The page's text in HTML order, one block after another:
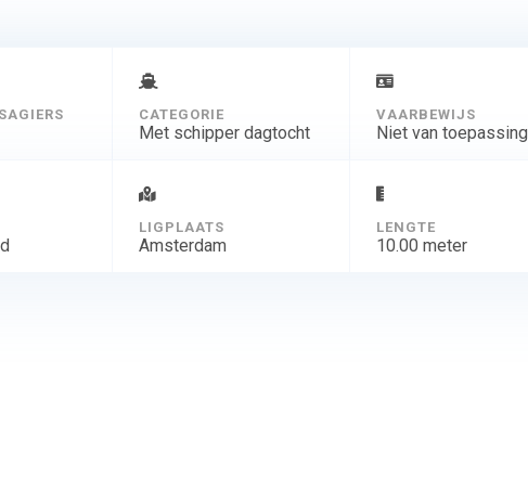
CATEGORIE
Met schipper dagtocht
VAARBEWIJS
Niet van toepassing
LIGPLAATS
Amsterdam
LENGTE
10.00 meter